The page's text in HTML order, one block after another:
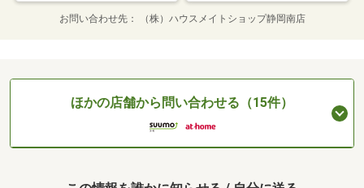
お問い合わせ先 （株）ハウスメイトショップ静岡南店
ほかの店舗から問い合わせる（15件）